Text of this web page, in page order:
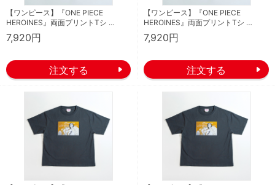
【ワンピース】『ONE PIECE
HEROINES』両面プリントTシ …
7,920円
【ワンピース】『ONE PIECE
HEROINES』両面プリントTシ …
7,920円